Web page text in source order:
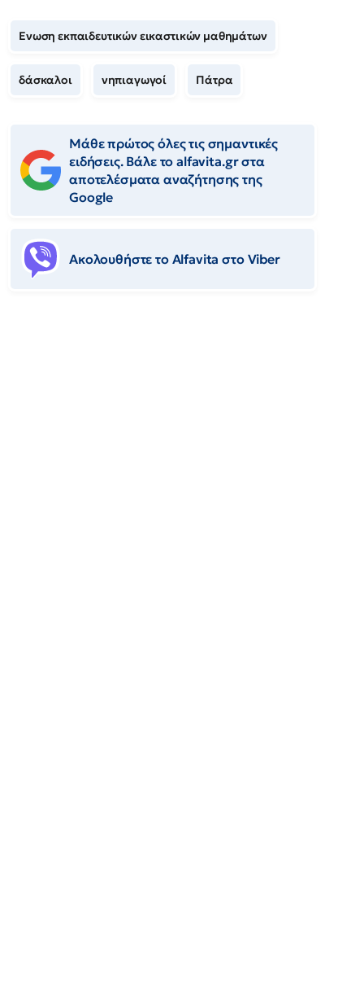
Ενωση εκπαιδευτικών εικαστικών μαθημάτων
δάσκαλοι νηπιαγωγοί Πάτρα
Μάθε πρώτος όλες τις σημαντικές
ειδήσεις. Βάλε το alfavita.gr στα
αποτελέσματα αναζήτησης της
Google
Ακολουθήστε το Αlfavita στο Viber